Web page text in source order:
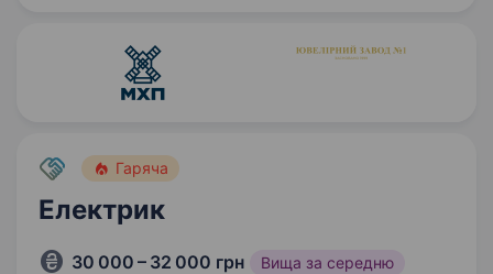
Гаряча
Електрик
30 000 – 32 000 грн Вища за середню